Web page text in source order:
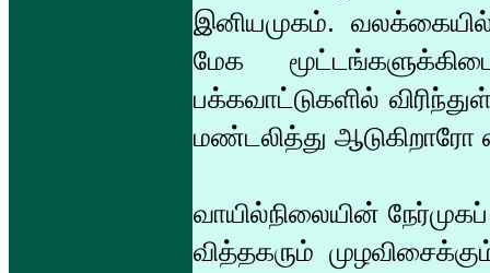
இனியமுகம்.
மேக
பக்கவாட்டுகளில்
மண்டலித்து ஆடுகிறாரோ
வாயில்நிலையின்
வித்தகரும்